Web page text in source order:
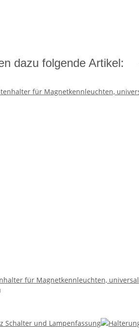
dazu folgende Artikel:
für Magnetkennleuchten, universal